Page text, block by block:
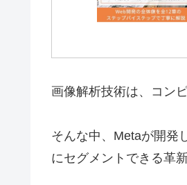
画像解析技術は、コン
そんな中、Metaが開発
にセグメントできる革